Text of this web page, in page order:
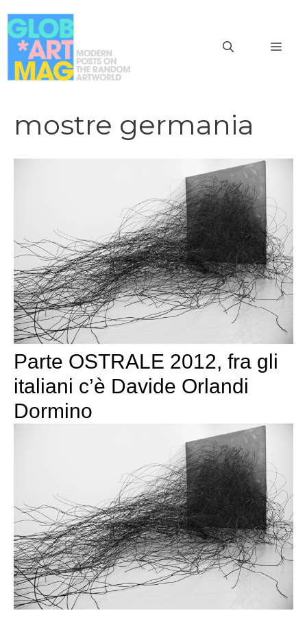
al
contenuto
mostre germania
Parte OSTRALE 2012, fra gli
italiani c’è Davide Orlandi
Dormino